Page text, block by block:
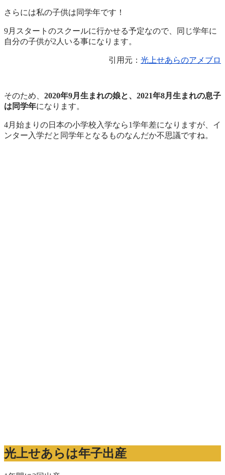
さらには私の子供は同学年です！
9月スタートのスクールに行かせる予定なので、同じ学年に
自分の子供が2人いる事になります。
引用元： 光上せあらのアメブロ
そのため、 2020年9月生まれの娘と、2021年8月生まれの息子
は同学年になります。
4月始まりの日本の小学校入学なら1学年差になりますが、イ
ンター入学だと同学年となるものなんだか不思議ですね。
光上せあらは年子出産